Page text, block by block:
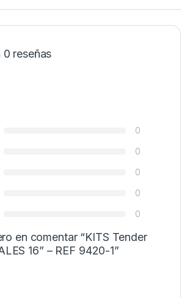
0 reseñas
0
0
0
0
0
en comentar “KITS Tender
16” – REF 9420-1”